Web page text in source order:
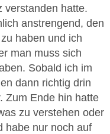
verstanden hatte.
anstrengend, den
haben und ich
man muss sich
Sobald ich im
dann richtig drin
Zum Ende hin hatte
zu verstehen oder
habe nur noch auf